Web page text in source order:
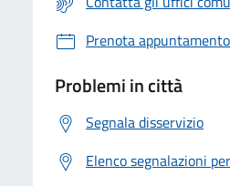
Prenota appuntamento
Problemi in città
Segnala disservizio
Elenco segnalazioni